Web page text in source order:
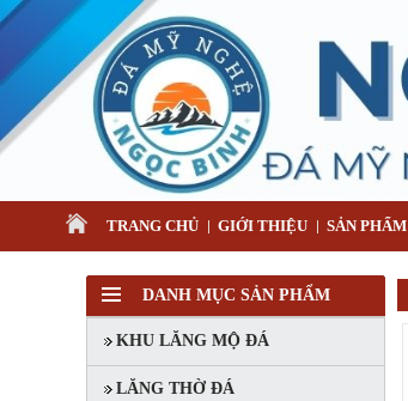
TRANG CHỦ GIỚI THIỆU SẢN PHẨM
DANH MỤC SẢN PHẨM
KHU LĂNG MỘ ĐÁ
LĂNG THỜ ĐÁ